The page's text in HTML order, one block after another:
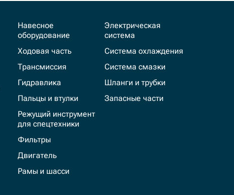
Навесное
оборудование
Ходовая часть
Трансмиссия
Гидравлика
Пальцы и втулки
Режущий инструмент
для спецтехники
Фильтры
Двигатель
Рамы и шасси
Электрическая
система
Система охлаждения
Система смазки
Шланги и трубки
Запасные части